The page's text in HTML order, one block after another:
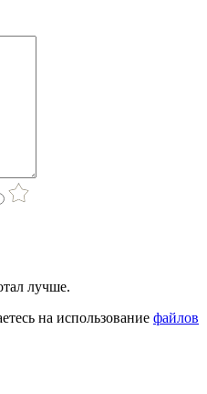
лучше.
на использование файлов